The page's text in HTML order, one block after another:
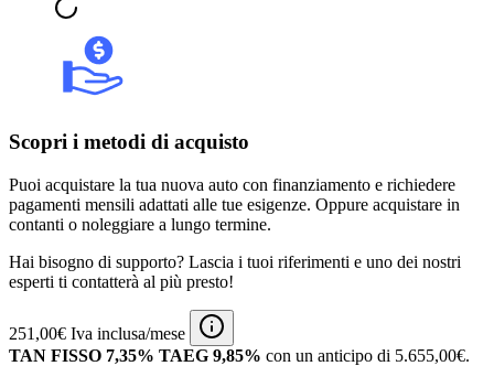
Scopri i metodi di acquisto
Puoi acquistare la tua nuova auto con finanziamento e richiedere
pagamenti mensili adattati alle tue esigenze. Oppure acquistare in
contanti o noleggiare a lungo termine.
Hai bisogno di supporto? Lascia i tuoi riferimenti e uno dei nostri
esperti ti contatterà al più presto!
251,00€ Iva inclusa/mese
TAN FISSO 7,35% TAEG 9,85% con un anticipo di 5.655,00€.